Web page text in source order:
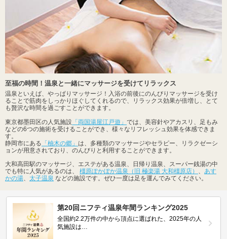
至福の時間！温泉と一緒にマッサージを受けてリラックス
温泉といえば、やっぱりマッサージ！入浴の前後にのんびりマッサージを受け
ることで筋肉をしっかりほぐしてくれるので、リラックス効果が倍増し、とて
も贅沢な時間を過ごすことができます。
東京都墨田区の人気施設 「両国湯屋江戸遊」 では、美容針やアカスリ、足もみ
などの6つの施術を受けることができ、様々なリフレッシュ効果を体感できま
す。
静岡市にある 「柚木の郷」 は、多種類のマッサージやセラピー、リラクゼーシ
ョンが用意されており、のんびりと利用することができます。
大和高田駅のマッサージ、エステがある温泉、日帰り温泉、スーパー銭湯の中
でも特に人気があるのは、 橿原ぽかぽか温泉（旧 極楽湯 大和橿原店）
あす
かの湯
太子温泉 などの施設です。ぜひ一度は足を運んでみてください。
第20回ニフティ温泉年間ランキング2025
全国約2.2万件の中から頂点に選ばれた、2025年の人
気施設は…